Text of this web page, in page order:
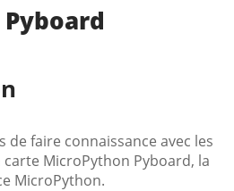
faire connaissance avec les
MicroPython Pyboard, la
MicroPython.